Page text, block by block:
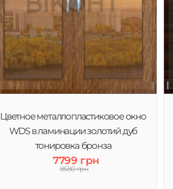
Цветное металлопластиковое окно
WDS в ламинации золотий дуб
тонировка бронза
7799 грн
8580 грн